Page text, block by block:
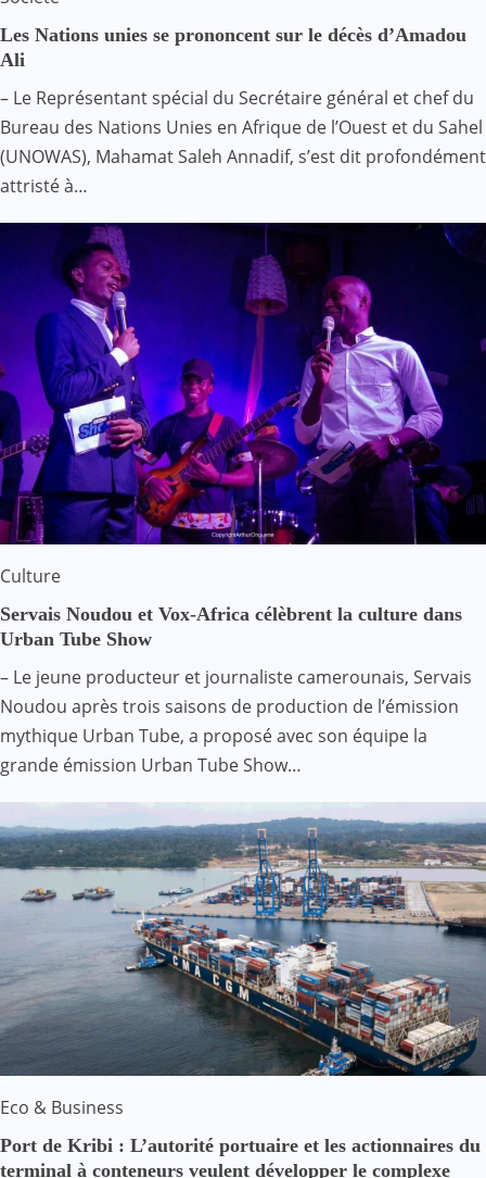
Les Nations unies se prononcent sur le décès d’Amadou
Ali
– Le Représentant spécial du Secrétaire général et chef du
Bureau des Nations Unies en Afrique de l’Ouest et du Sahel
(UNOWAS), Mahamat Saleh Annadif, s’est dit profondément
attristé à…
Culture
Servais Noudou et Vox-Africa célèbrent la culture dans
Urban Tube Show
– Le jeune producteur et journaliste camerounais, Servais
Noudou après trois saisons de production de l’émission
mythique Urban Tube, a proposé avec son équipe la
grande émission Urban Tube Show…
Eco & Business
Port de Kribi : L’autorité portuaire et les actionnaires du
terminal à conteneurs veulent développer le complexe